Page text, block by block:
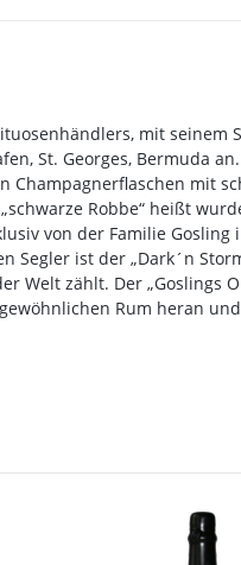
mit seinem
St. Georges, Bermuda
mit
Robbe“ heißt
von der Familie
ist der „Dark´n
zählt. Der „Goslings
Rum heran